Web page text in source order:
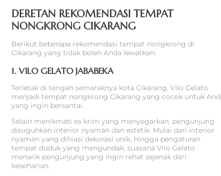
DERETAN REKOMENDASI TEMPAT
NONGKRONG CIKARANG
Berikut beberapa rekomendasi tempat nongkrong di
Cikarang yang tidak boleh Anda lewatkan:
1. VILO GELATO JABABEKA
Terletak di tengah semaraknya kota Cikarang, Vilo Gelato
menjadi tempat nongkrong CIkarang yang cocok untuk
yang ingin bersantai.
Selain menikmati es krim yang menyegarkan, pengunjung
disuguhkan interior nyaman dan estetik. Mulai dari interior
nyaman yang dihiasi dekorasi unik, hingga pengaturan
tempat duduk yang mengundak, suasana Vilo Gelato
menarik pengunjung yang ingin rehat sejenak dari
keseharian.